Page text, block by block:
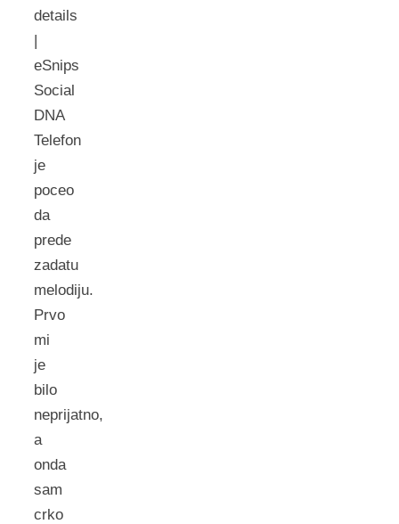
details
|
eSnips
Social
DNA
Telefon
je
poceo
da
prede
zadatu
melodiju.
Prvo
mi
je
bilo
neprijatno,
a
onda
sam
crko